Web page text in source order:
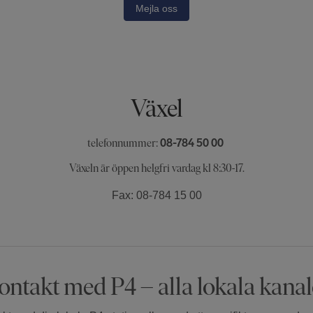
Mejla oss
Växel
telefonnummer:08-784 50 00
Växeln är öppen helgfri vardag kl 8:30-17.
Fax: 08-784 15 00
med P4 – alla lokala